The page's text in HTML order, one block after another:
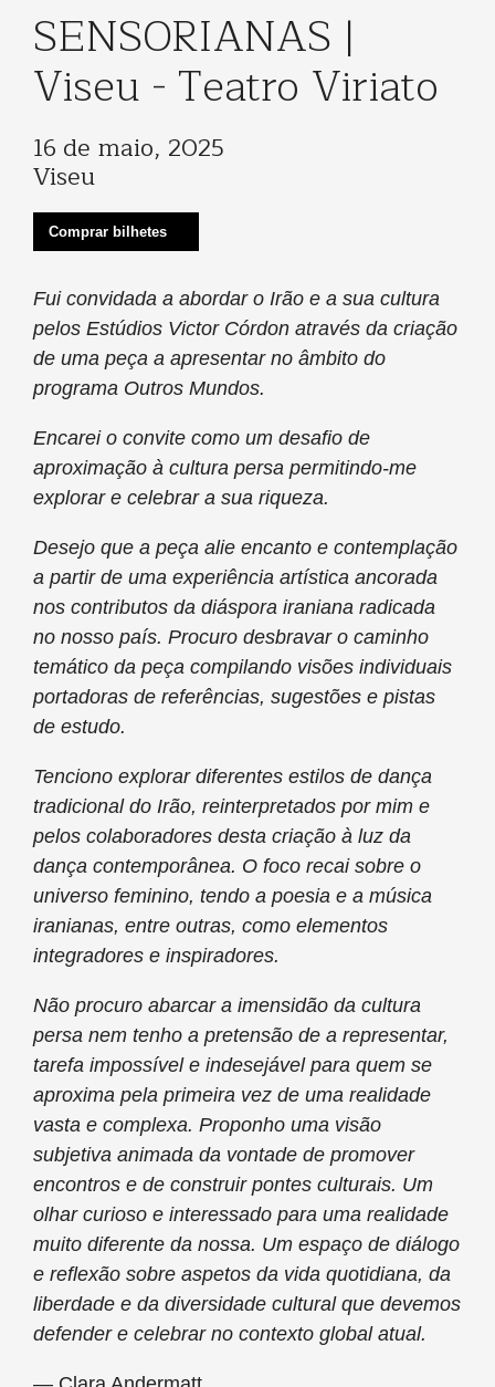
SENSORIANAS |
Viseu - Teatro Viriato
16 de maio, 2025
Viseu
Comprar bilhetes
Fui convidada a abordar o Irão e a sua cultura
pelos Estúdios Victor Córdon através da criação
de uma peça a apresentar no âmbito do
programa Outros Mundos.
Encarei o convite como um desafio de
aproximação à cultura persa permitindo-me
explorar e celebrar a sua riqueza.
Desejo que a peça alie encanto e contemplação
a partir de uma experiência artística ancorada
nos contributos da diáspora iraniana radicada
no nosso país. Procuro desbravar o caminho
temático da peça compilando visões individuais
portadoras de referências, sugestões e pistas
de estudo.
Tenciono explorar diferentes estilos de dança
tradicional do Irão, reinterpretados por mim e
pelos colaboradores desta criação à luz da
dança contemporânea. O foco recai sobre o
universo feminino, tendo a poesia e a música
iranianas, entre outras, como elementos
integradores e inspiradores.
Não procuro abarcar a imensidão da cultura
persa nem tenho a pretensão de a representar,
tarefa impossível e indesejável para quem se
aproxima pela primeira vez de uma realidade
vasta e complexa. Proponho uma visão
subjetiva animada da vontade de promover
encontros e de construir pontes culturais. Um
olhar curioso e interessado para uma realidade
muito diferente da nossa. Um espaço de diálogo
e reflexão sobre aspetos da vida quotidiana, da
liberdade e da diversidade cultural que devemos
defender e celebrar no contexto global atual.